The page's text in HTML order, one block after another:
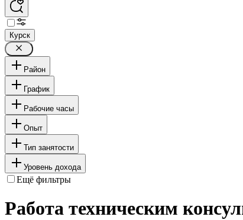
Курск
Район
График
Рабочие часы
Опыт
Тип занятости
Уровень дохода
Ещё фильтры
Работа техническим